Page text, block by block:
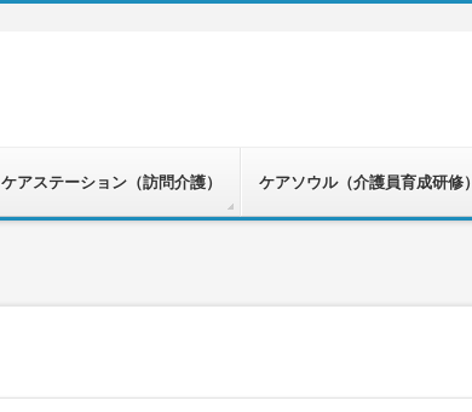
ケアステーション（訪問介護） ケアソウル（介護員育成研修）